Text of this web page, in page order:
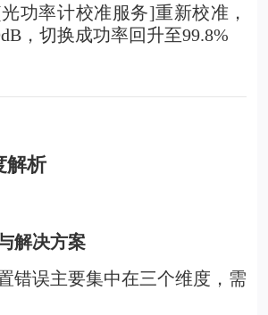
光功率计校准服务]重新校准，
，切换成功率回升至99.8%
解析
解决方案
错误主要集中在三个维度，需